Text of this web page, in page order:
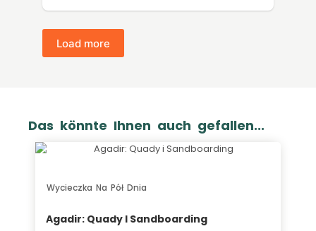
Load more
Das könnte Ihnen auch gefallen...
Wycieczka Na Pół Dnia
Agadir: Quady I Sandboarding